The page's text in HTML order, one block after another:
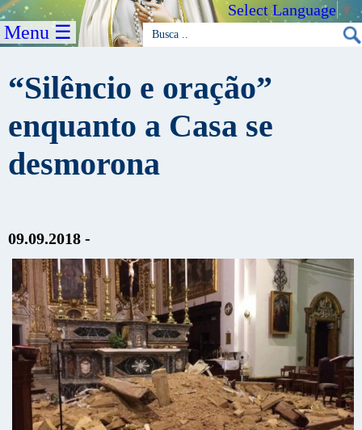
Select Language ▼
Menu ☰
“Silêncio e oração”
enquanto a Casa se
desmorona
09.09.2018 -